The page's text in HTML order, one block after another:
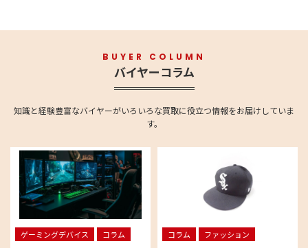
BUYER COLUMN
バイヤーコラム
知識と経験豊富なバイヤーがいろいろな買取に役立つ情報をお届けしていま
す。
ゲーミングデバイス コラム コラム ファッション